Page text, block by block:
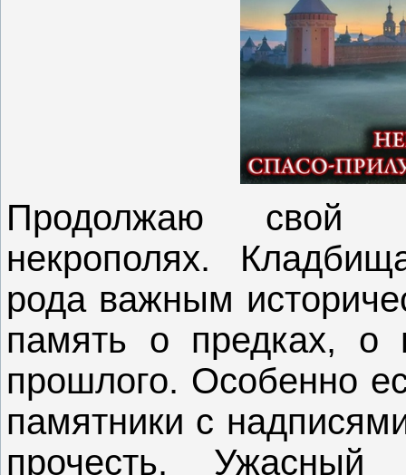
Продолжаю свой
некрополях.
рода важным
память о предках, о
прошлого. Особенно
памятники с
прочесть.